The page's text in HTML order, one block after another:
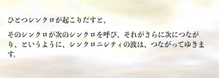
ひとつシンクロが起こりだすと、
そのシンクロが次のシンクロを呼び、それがさらに次につなが
り、というように、シンクロニシティの波は、つながってゆきま
す。